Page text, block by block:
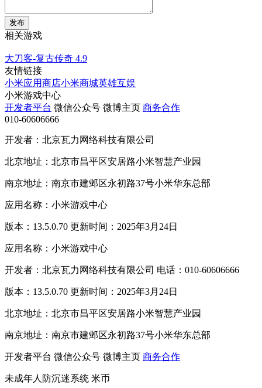
发布
相关游戏
大刀客-复古传奇 4.9
友情链接
小米应用商店小米商城英雄互娱
小米游戏中心
开发者平台 微信公众号 微博主页 商务合作
010-60606666
开发者：北京瓦力网络科技有限公司
北京地址：北京市昌平区安居路小米智慧产业园
南京地址：南京市建邺区永初路37号小米华东总部
应用名称：小米游戏中心
版本：13.5.0.70 更新时间：2025年3月24日
应用名称：小米游戏中心
开发者：北京瓦力网络科技有限公司 电话：010-60606666
版本：13.5.0.70 更新时间：2025年3月24日
北京地址：北京市昌平区安居路小米智慧产业园
南京地址：南京市建邺区永初路37号小米华东总部
开发者平台 微信公众号 微博主页 商务合作
未成年人防沉迷系统 米币